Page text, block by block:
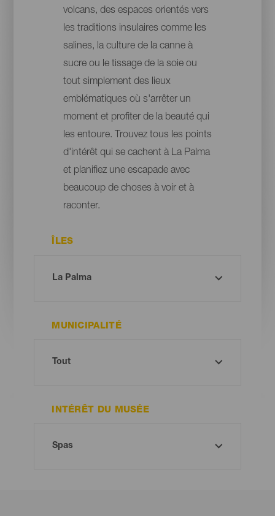
volcans, des espaces orientés vers
les traditions insulaires comme les
salines, la culture de la canne à
sucre ou le tissage de la soie ou
tout simplement des lieux
emblématiques où s'arrêter un
moment et profiter de la beauté qui
les entoure. Trouvez tous les points
d'intérêt qui se cachent à La Palma
et planifiez une escapade avec
beaucoup de choses à voir et à
raconter.
ÎLES
MUNICIPALITÉ
INTÉRÊT DU MUSÉE